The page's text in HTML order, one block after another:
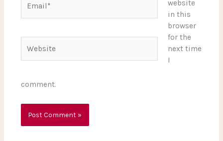
website
in this
browser
for the
next time
I
comment.